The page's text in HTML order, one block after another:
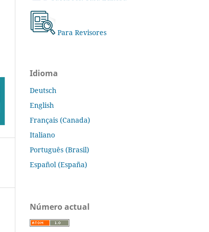
Para Revisores
Idioma
Deutsch
English
Français (Canada)
Italiano
Português (Brasil)
Español (España)
Número actual